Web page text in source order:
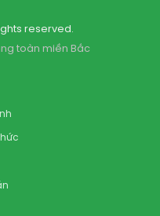
reserved.
toàn miền Bắc